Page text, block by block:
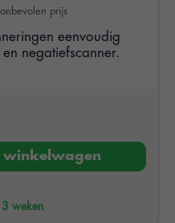
prijs
eenvoudig
negatiefscanner.
winkelwagen
3 weken